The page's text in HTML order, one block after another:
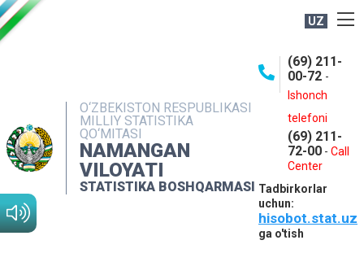
UZ
O‘ZBEKISTON RESPUBLIKASI
MILLIY STATISTIKA
QO‘MITASI
NAMANGAN
VILOYATI
STATISTIKA BOSHQARMASI
(69) 211-
00-72 -
Ishonch
telefoni
(69) 211-
72-00 - Call
Center
Tadbirkorlar
uchun:
hisobot.stat.uz
ga o'tish
NASHRLAR
INTERAKTIV XIZMATLAR
MATBUOT XIZMATI
MUROJAATLAR